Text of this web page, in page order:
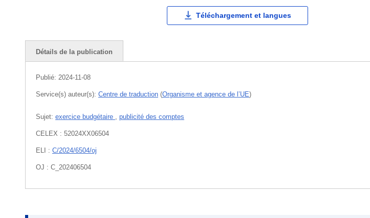
Téléchargement et langues
Détails de la publication
Publié: 2024-11-08
Service(s) auteur(s): Centre de traduction (Organisme et agence de l’UE)
Sujet: exercice budgétaire , publicité des comptes
CELEX : 52024XX06504
ELI : C/2024/6504/oj
OJ : C_202406504